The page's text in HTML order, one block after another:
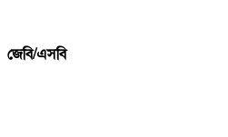
জেবি/এসবি